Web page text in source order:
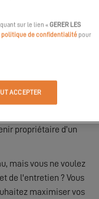
est désormais
également dans la
propriétaire d’un
mais vous ne voulez
de l'entretien ? Vous
maximiser vos
sur le lien «GERER LES
politique de confidentialitépour
ACCEPTER